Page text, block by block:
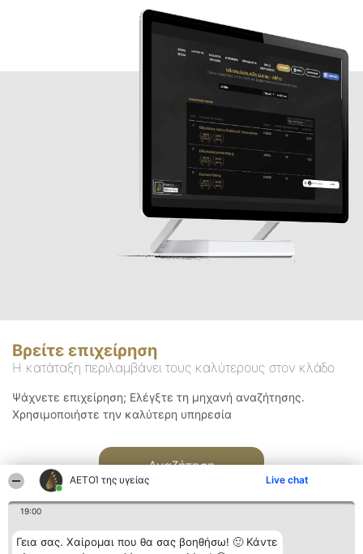
ΑΕΤΟΊ της υγείας Live chat
19:00
Γεια σας. Χαίρομαι που θα σας βοηθήσω! 🙂 Κάντε
Βρείτε επιχείρηση
Η κατάταξη περιλαμβάνει τους καλύτερους στον κλάδο
Ψάχνετε επιχείρηση; Ελέγξτε τη μηχανή αναζήτησης.
Χρησιμοποιήστε την καλύτερη υπηρεσία
Αναζήτηση